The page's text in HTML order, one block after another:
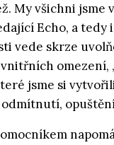
My všichni jsme
Echo, a tedy
vede skrze
omezení,
jsme si